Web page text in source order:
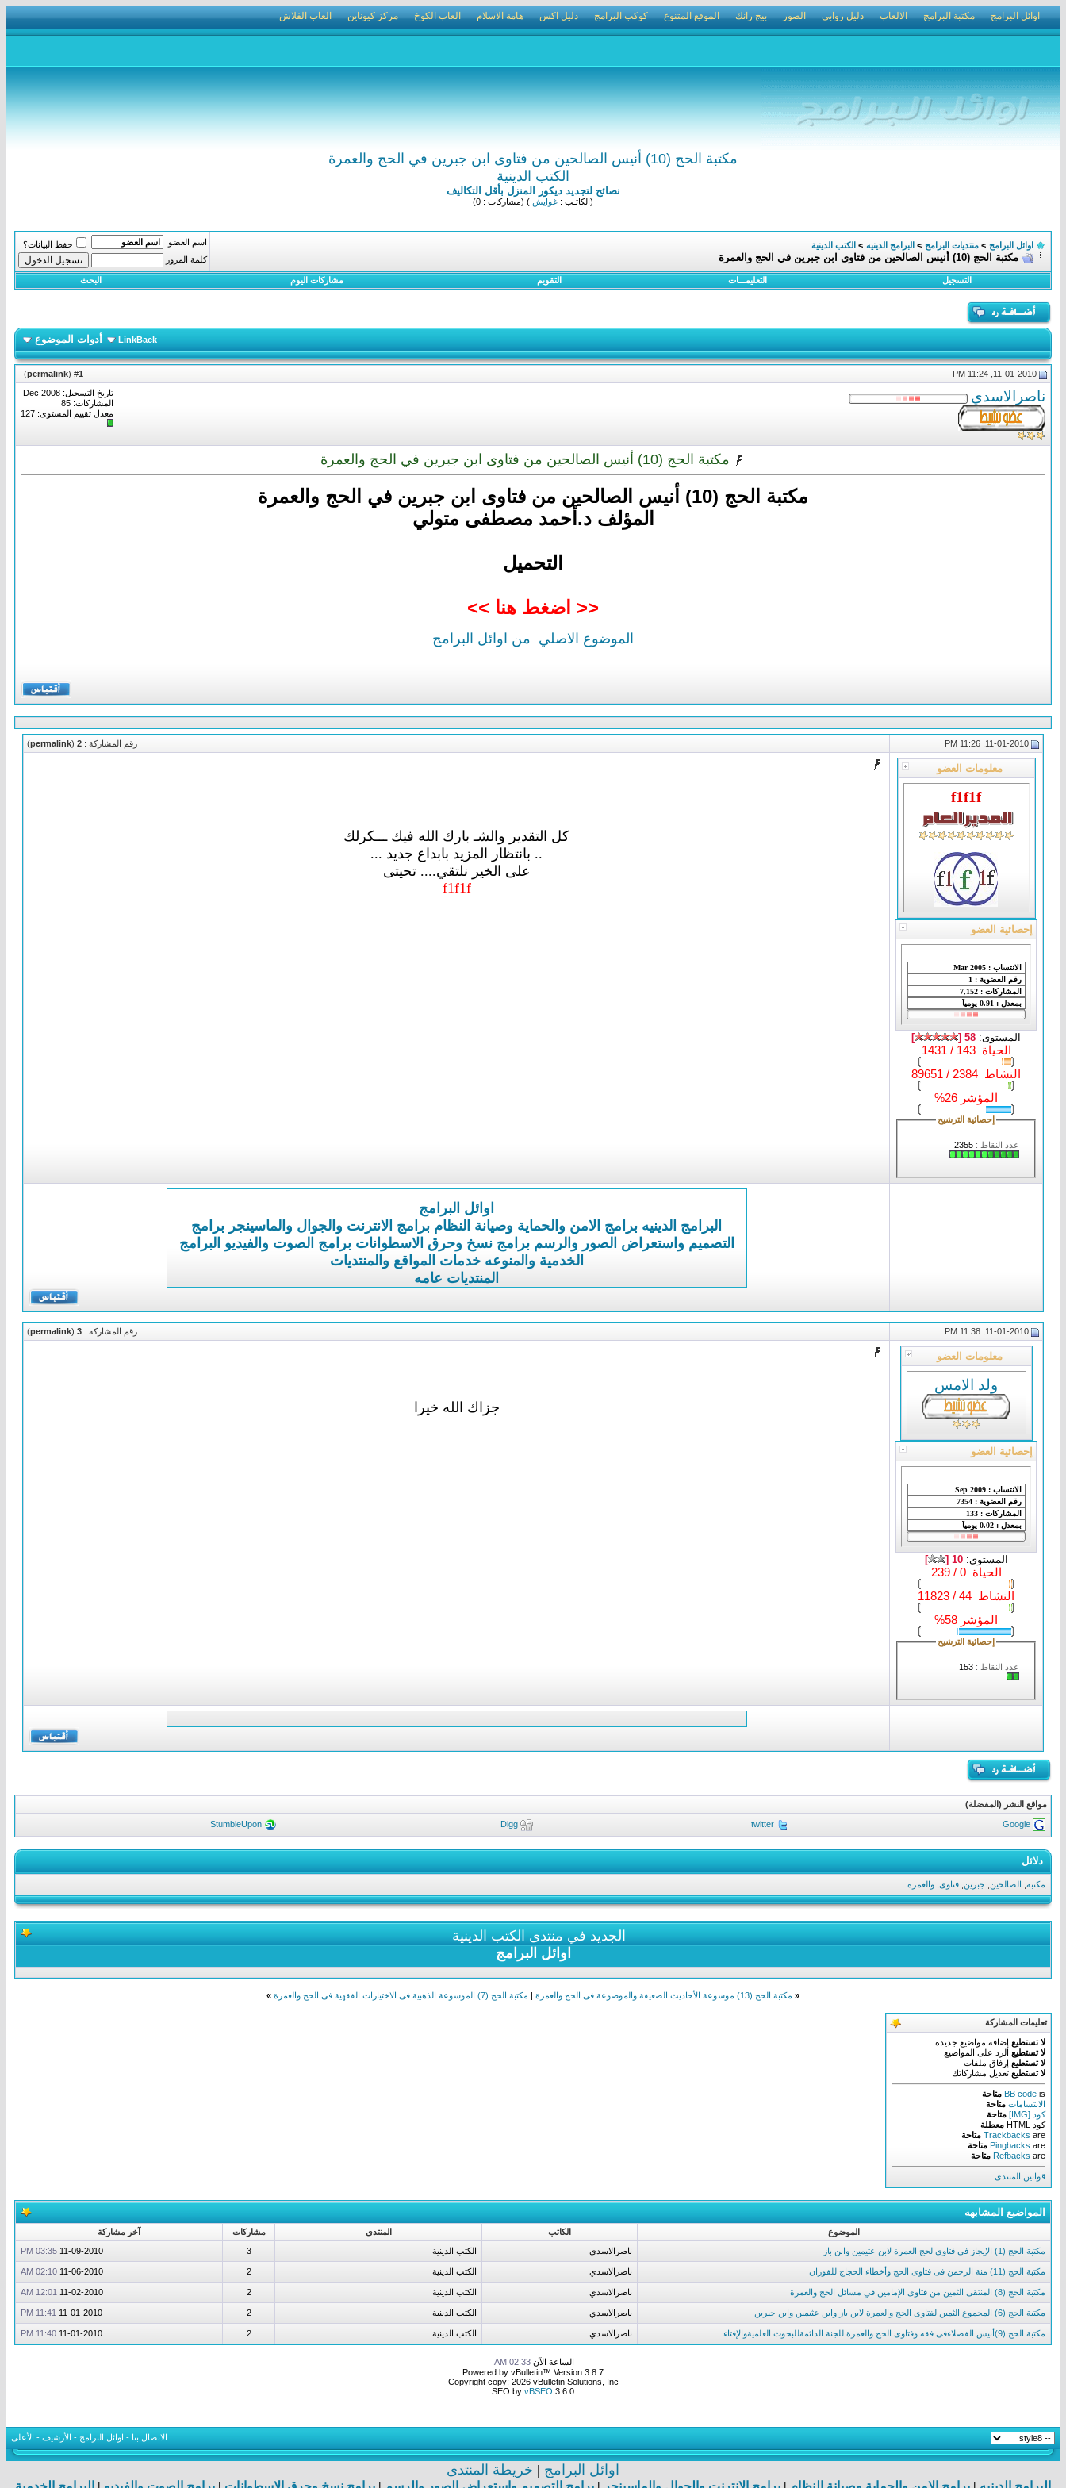
اوائل البرامج مكتبة البرامج الالعاب دليل روابي الصور بيج رانك الموقع المتنوع كوكب البرامج دليل اكس هامة الاسلام العاب الكوخ مركز كيوناين العاب الفلاش
مكتبة الحج (10) أنيس الصالحين من فتاوى ابن جبرين في الحج والعمرة
الكتب الدينية
نصائح لتجديد ديكور المنزل بأقل التكاليف
(الكاتـب : غوايش ) (مشاركات : 0)
اوائل البرامج > منتديات البرامج > البرامج الدينيه > الكتب الدينية
مكتبة الحج (10) أنيس الصالحين من فتاوى ابن جبرين في الحج والعمرة
اسم العضو
حفظ البيانات؟
كلمة المرور
التسجيل التعليمـــات التقويم مشاركات اليوم البحث
LinkBack أدوات الموضوع
1
(
permalink
)
ناصرالاسدي
تاريخ التسجيل: Dec 2008
المشاركات: 85
معدل تقييم المستوى: 127
مكتبة الحج (10) أنيس الصالحين من فتاوى ابن جبرين في الحج والعمرة
مكتبة الحج (10) أنيس الصالحين من فتاوى ابن جبرين في الحج والعمرة
المؤلف د.أحمد مصطفى متولي
التحميل
<< اضغط هنا >>
الموضوع الاصلي من اوائل البرامج
رقم المشاركة : 2
(
permalink
)
معلومات العضو
f1f1f
إحصائية العضو
المستوى: 58 [
]
الحياة 143 / 1431
النشاط 2384 / 89651
المؤشر 26%
إحصائية الترشيح
عدد النقاط :2355
كل التقدير والشـ بارك الله فيك ـــكرلك
.. بانتظار المزيد بابداع جديد ...
على الخير نلتقي.... تحيتى
f1f1f
اوائل البرامج
البرامج الدينيه برامج الامن والحماية وصيانة النظام برامج الانترنت والجوال والماسينجر برامج
التصميم واستعراض الصور والرسم برامج نسخ وحرق الاسطوانات برامج الصوت والفيديو البرامج
الخدمية والمنوعه خدمات المواقع والمنتديات
المنتديات عامه
رقم المشاركة : 3
(
permalink
)
معلومات العضو
ولد الامس
إحصائية العضو
المستوى:10 [
]
الحياة 0 / 239
النشاط 44 / 11823
المؤشر 58%
إحصائية الترشيح
عدد النقاط :153
جزاك الله خيرا
مواقع النشر (المفضلة)
Google
twitter
Digg
StumbleUpon
دلائل
مكتبة الصالحين جبرين فتاوى والعمرة
الجديد في منتدى الكتب الدينية
اوائل البرامج
« مكتبة الحج (13) موسوعة الأحاديث الضعيفة والموضوعة فى الحج والعمرة | مكتبة الحج (7) الموسوعة الذهبية فى الاختيارات الفقهية فى الحج والعمرة »
تعليمات المشاركة
لا تستطيع إضافة مواضيع جديدة
لا تستطيع الرد على المواضيع
لا تستطيع إرفاق ملفات
لا تستطيع تعديل مشاركاتك
BB code is
متاحة
الابتسامات متاحة
كود [IMG]
متاحة
كود HTML
معطلة
Trackbacks are
متاحة
Pingbacks are
متاحة
Refbacks are متاحة
قوانين المنتدى
المواضيع المشابهه
الموضوع الكاتب المنتدى مشاركات
آخر مشاركة
مكتبة الحج (1) الإيجاز فى فتاوى لحج العمرة لابن عثيمين وابن باز
ناصرالاسدي الكتب الدينية 3
11-09-2010
03:35 PM
مكتبة الحج (11) منة الرحمن فى فتاوى الحج وأخطاء الحجاج للفوزان ناصرالاسدي الكتب الدينية 2
11-06-2010
02:10 AM
مكتبة الحج (8) المنتقى الثمين من فتاوى الإمامين في مسائل الحج والعمرة ناصرالاسدي الكتب الدينية 2
11-02-2010
12:01 AM
مكتبة الحج (6) المجموع الثمين لفتاوى الحج والعمرة لابن باز وابن عثيمين وابن جبرين ناصرالاسدي الكتب الدينية 2
11-01-2010
11:41 PM
مكتبة الحج (9)أنيس الفضلاءفى فقه وفتاوى الحج والعمرة للجنة الدائمةللبحوث العلميةوالإفتاء ناصرالاسدي الكتب الدينية 2
11-01-2010
11:40 PM
الساعة الآن 02:33 AM
Powered by vBulletin™ Version 3.8.7
Copyright copy; 2026 vBulletin Solutions, Inc
SEO by vBSEO 3.6.0
الاتصال بنا - اوائل البرامج - الأرشيف - الأعلى
اوائل البرامج | خريطة المنتدى